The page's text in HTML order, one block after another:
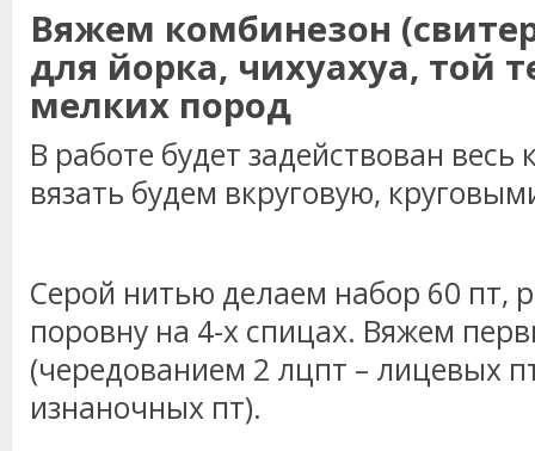
Вяжем комбинезон
для йорка, чихуахуа, той
мелких пород
В работе будет задействован весь
вязать будем вкруговую,
Серой нитью делаем набор 60 пт,
поровну на 4-х спицах. Вяжем
(чередованием 2 лцпт – лицевых
изнаночных пт).